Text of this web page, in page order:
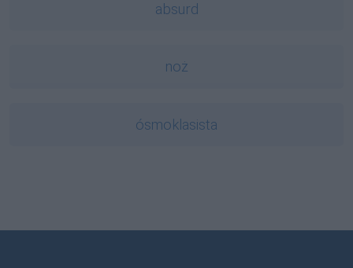
absurd
noż
ósmoklasista